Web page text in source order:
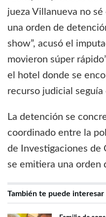
jueza Villanueva no
una orden de
show”, acusó el
movieron súper
el hotel donde se
recurso judicial
La detención se
coordinado entre la
de Investigaciones de
se emitiera una orden
También te puede interesar